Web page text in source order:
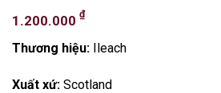
1.200.000 ₫
Thương hiệu: Ileach
Xuất xứ: Scotland